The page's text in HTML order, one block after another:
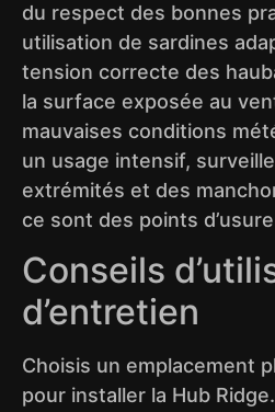
du respect des bonnes
utilisation de sardines
tension correcte des
la surface exposée au
mauvaises conditions
un usage intensif,
extrémités et des
ce sont des points
Conseils
d’entretien
Choisis un emplacement
pour installer la Hub